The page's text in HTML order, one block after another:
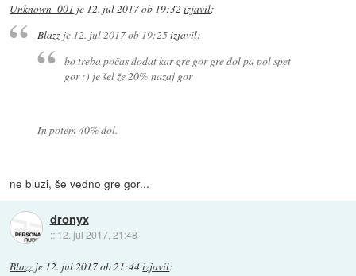
Unknown_001 je 12. jul 2017 ob 19:32 izjavil:
Blazzje 12. jul 2017 ob 19:25izjavil:
bo treba počas dodat kar gre gor gre dol pa pol spet
gor ;) je šel že 20% nazaj gor
In potem 40% dol.
ne bluzi, še vedno gre gor...
dronyx
:: 12. jul 2017, 21:48
Blazz je 12. jul 2017 ob 21:44izjavil: